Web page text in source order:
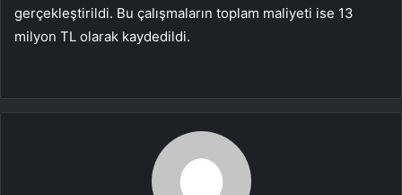
gerçekleştirildi. Bu çalışmaların toplam maliyeti ise 13
milyon TL olarak kaydedildi.